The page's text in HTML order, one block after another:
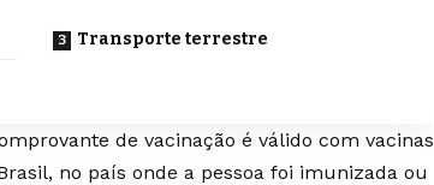
Transporte terrestre
de vacinação é válido com vacinas
no país onde a pessoa foi imunizada ou